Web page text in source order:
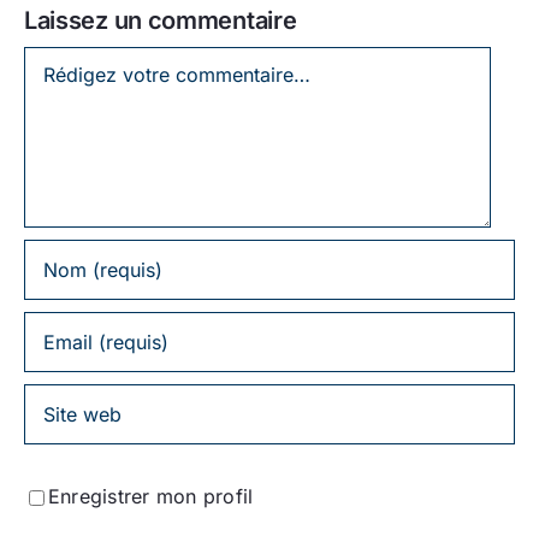
Laissez un commentaire
Laissez
Enregistrer mon profil